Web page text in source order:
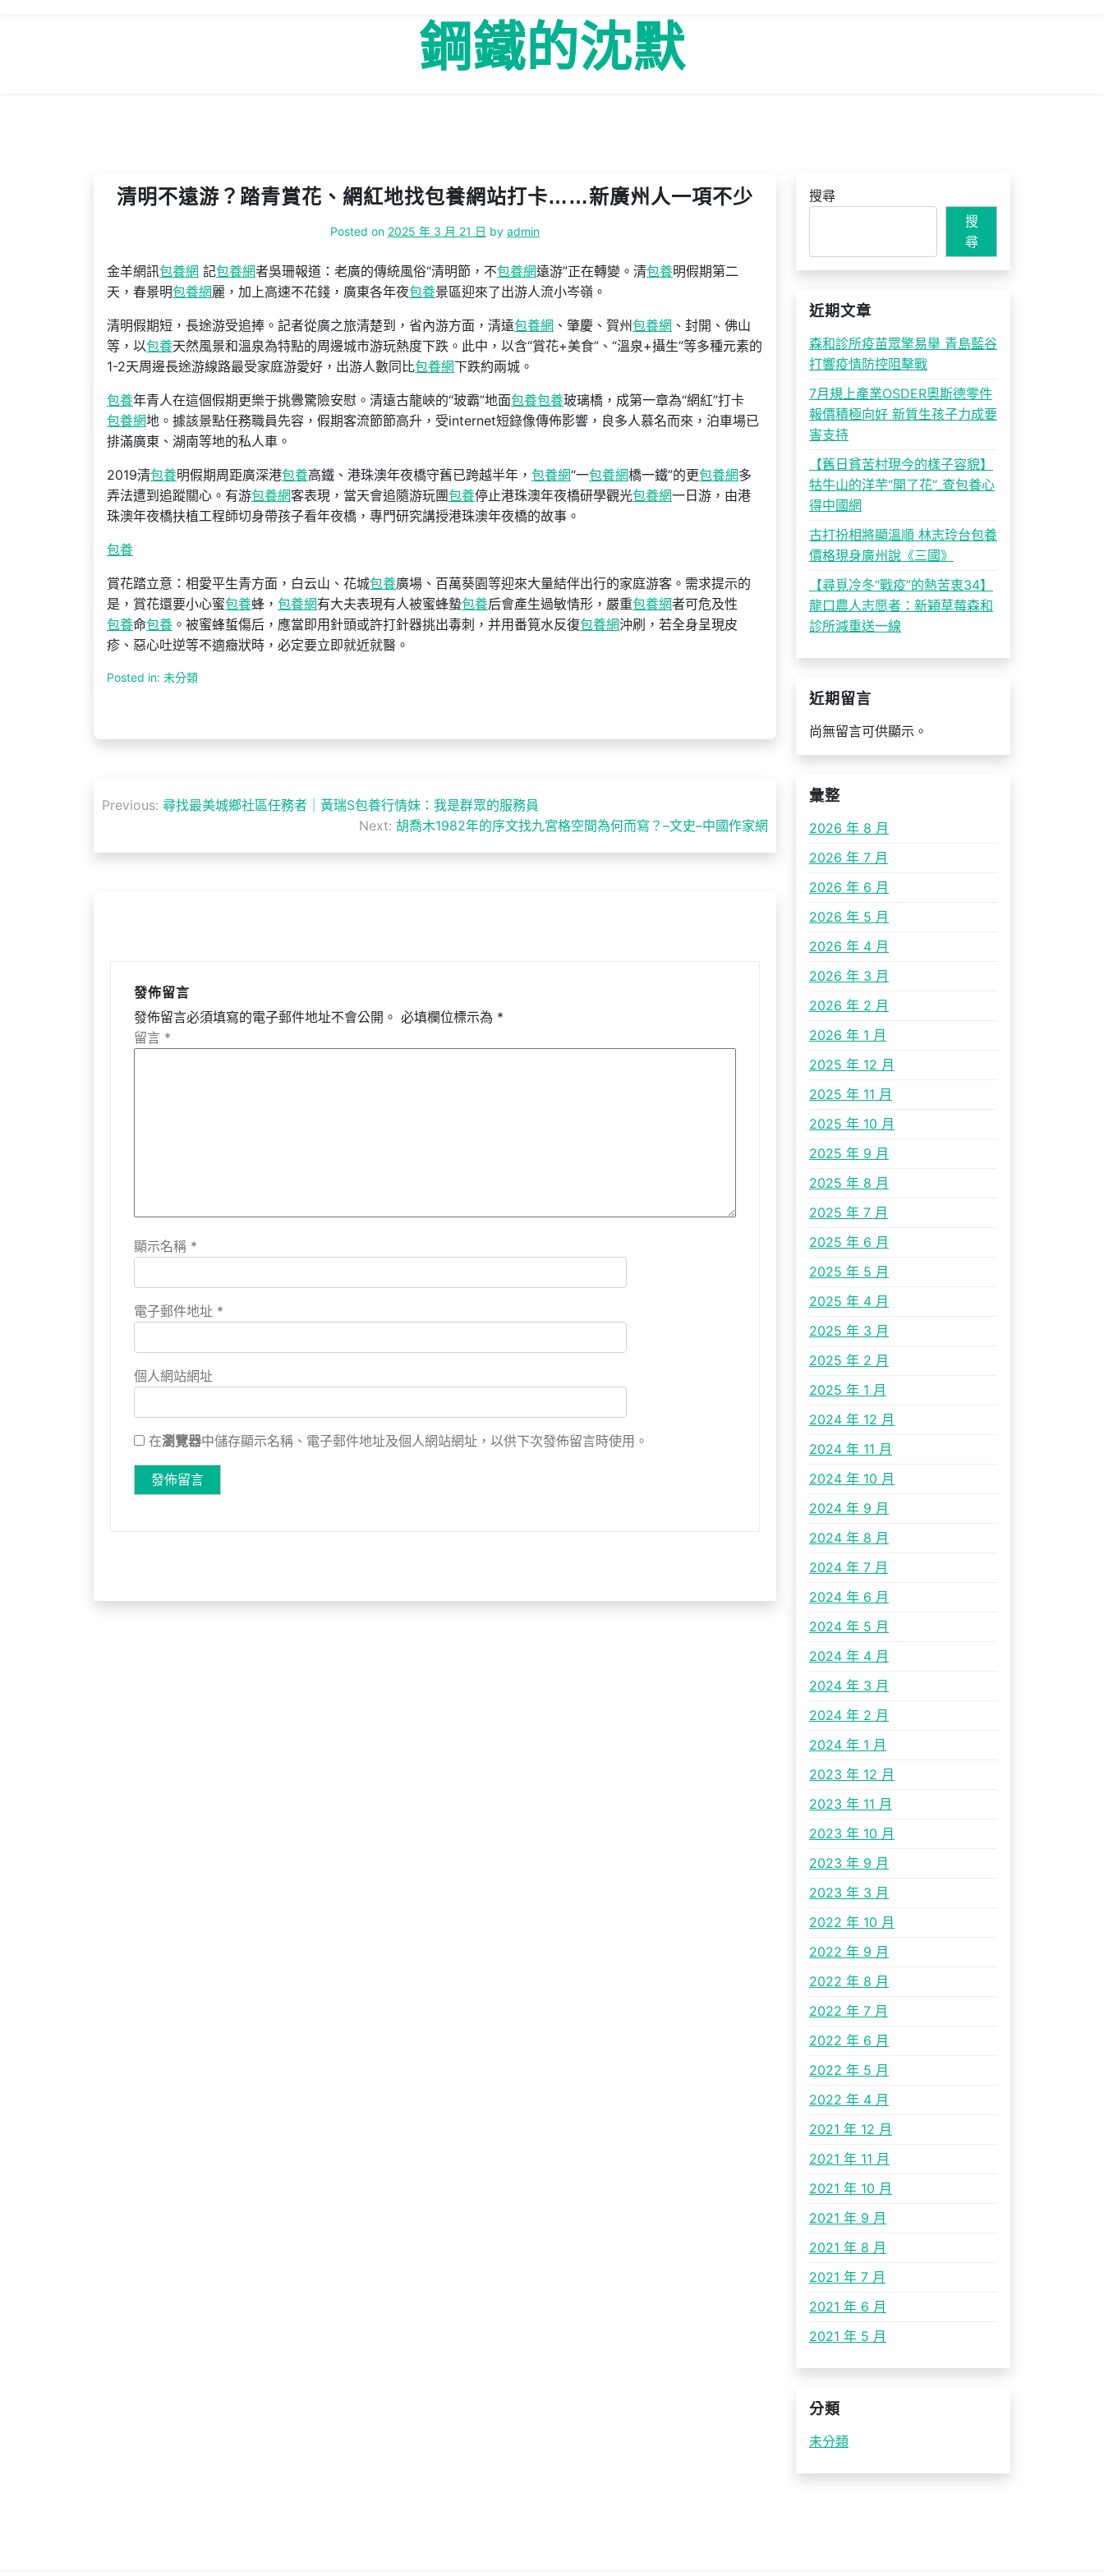
鋼鐵的沈默
清明不遠游？踏青賞花、網紅地找包養網站打卡……新廣州人一項不少
Posted on 2025 年 3 月 21 日 by admin
金羊網訊包養網 記包養網者吳珊報道：老廣的傳統風俗“清明節，不包養網遠游”正在轉變。清包養明假期第二
天，春景明包養網麗，加上高速不花錢，廣東各年夜包養景區迎來了出游人流小岑嶺。
清明假期短，長途游受追捧。記者從廣之旅清楚到，省內游方面，清遠包養網 、肇慶、賀州包養網 、封開、佛山
等，以包養天然風景和溫泉為特點的周邊城市游玩熱度下跌。此中，以含“賞花+美食”、“溫泉+攝生”等多種元素的
1-2天周邊長途游線路最受家庭游愛好，出游人數同比包養網下跌約兩城。
包養年青人在這個假期更樂于挑釁驚險安慰。清遠古龍峽的“玻霸”地面包養包養玻璃橋，成第一章為“網紅”打卡
包養網地。據該景點任務職員先容，假期客流節節高升，受internet短錄像傳佈影響，良多人慕名而來，泊車場已
排滿廣東、湖南等地的私人車。
2019清包養明假期周距廣深港包養高鐵、港珠澳年夜橋守舊已跨越半年， 包養網“一包養網橋一鐵”的更包養網多
弄法遭到追蹤關心。有游包養網客表現，當天會追隨游玩團包養停止港珠澳年夜橋研學觀光包養網一日游，由港
珠澳年夜橋扶植工程師切身帶孩子看年夜橋，專門研究講授港珠澳年夜橋的故事。
包養
賞花踏立意：相愛平生青方面，白云山、花城包養廣場、百萬葵園等迎來大量結伴出行的家庭游客。需求提示的
是，賞花還要小心蜜包養蜂， 包養網有大夫表現有人被蜜蜂蟄包養后會產生過敏情形，嚴重包養網者可危及性
包養命包養 。被蜜蜂蜇傷后，應當即用針頭或許打針器挑出毒刺，并用番筧水反復包養網沖刷，若全身呈現皮
疹、惡心吐逆等不適癥狀時，必定要立即就近就醫。
Posted in: 未分類
文
導
Previous: 尋找最美城鄉社區任務者｜黃瑞S包養行情妹：我是群眾的服務員
Next: 胡喬木1982年的序文找九宮格空間為何而寫？–文史–中國作家網
發佈留言
發佈留言必須填寫的電子郵件地址不會公開。 必填欄位標示為 *
留言 *
顯示名稱 *
電子郵件地址 *
個人網站網址
在瀏覽器中儲存顯示名稱、電子郵件地址及個人網站網址，以供下次發佈留言時使用。
搜尋
搜
尋
近期文章
森和診所疫苗眾擎易舉 青島藍谷
打響疫情防控阻擊戰
7月規上產業OSDER奧斯德零件
報價積極向好 新質生孩子力成要
害支持
【舊日貧苦村現今的樣子容貌】
牯牛山的洋芋“開了花”_查包養心
得中國網
古打扮相將顯溫順 林志玲台包養
價格現身廣州說《三國》
【尋覓冷冬“戰疫”的熱苦衷34】
龍口農人志愿者：新穎草莓森和
診所減重送一線
近期留言
尚無留言可供顯示。
彙整
2026 年 8 月
2026 年 7 月
2026 年 6 月
2026 年 5 月
2026 年 4 月
2026 年 3 月
2026 年 2 月
2026 年 1 月
2025 年 12 月
2025 年 11 月
2025 年 10 月
2025 年 9 月
2025 年 8 月
2025 年 7 月
2025 年 6 月
2025 年 5 月
2025 年 4 月
2025 年 3 月
2025 年 2 月
2025 年 1 月
2024 年 12 月
2024 年 11 月
2024 年 10 月
2024 年 9 月
2024 年 8 月
2024 年 7 月
2024 年 6 月
2024 年 5 月
2024 年 4 月
2024 年 3 月
2024 年 2 月
2024 年 1 月
2023 年 12 月
2023 年 11 月
2023 年 10 月
2023 年 9 月
2023 年 3 月
2022 年 10 月
2022 年 9 月
2022 年 8 月
2022 年 7 月
2022 年 6 月
2022 年 5 月
2022 年 4 月
2021 年 12 月
2021 年 11 月
2021 年 10 月
2021 年 9 月
2021 年 8 月
2021 年 7 月
2021 年 6 月
2021 年 5 月
分類
未分類